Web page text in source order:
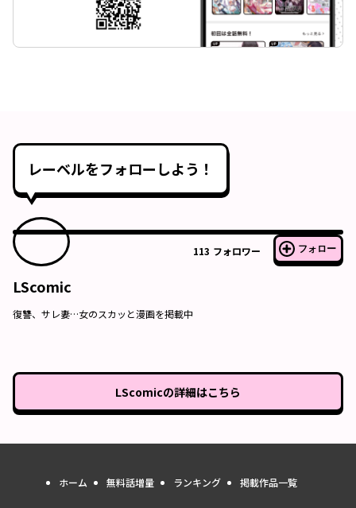
レーベルをフォローしよう！
113 フォロワー フォロー
LScomic
復讐、サレ妻…女のスカッと漫画を掲載中
LScomicの詳細はこちら
ホーム 無料話増量 ランキング 掲載作品一覧